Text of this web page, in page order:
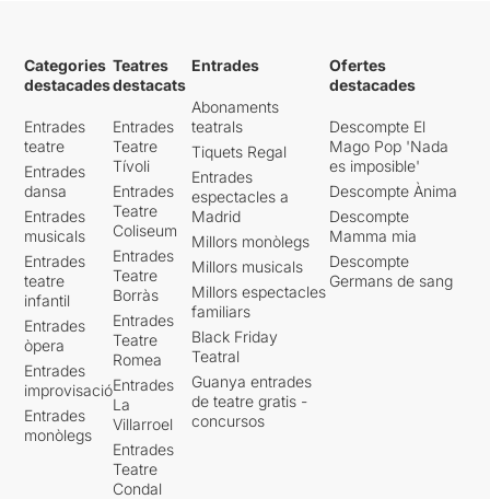
Categories
destacades
Entrades
teatre
Entrades
dansa
Entrades
musicals
Entrades
teatre
infantil
Entrades
òpera
Entrades
improvisació
Entrades
monòlegs
Teatres
destacats
Entrades
Teatre
Tívoli
Entrades
Teatre
Coliseum
Entrades
Teatre
Borràs
Entrades
Teatre
Romea
Entrades
La
Villarroel
Entrades
Teatre
Condal
Entrades
Abonaments
teatrals
Tiquets Regal
Entrades
espectacles a
Madrid
Millors monòlegs
Millors musicals
Millors espectacles
familiars
Black Friday
Teatral
Guanya entrades
de teatre gratis -
concursos
Ofertes
destacades
Descompte El
Mago Pop 'Nada
es imposible'
Descompte Ànima
Descompte
Mamma mia
Descompte
Germans de sang